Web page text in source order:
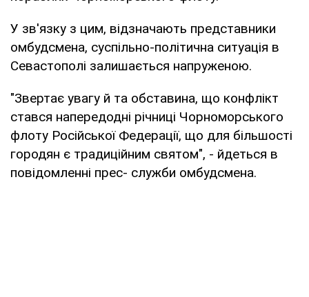
У зв'язку з цим, відзначають представники
омбудсмена, суспільно-політична ситуація в
Севастополі залишається напруженою.
"Звертає увагу й та обставина, що конфлікт
стався напередодні річниці Чорноморського
флоту Російської Федерації, що для більшості
городян є традиційним святом", - йдеться в
повідомленні прес- служби омбудсмена.